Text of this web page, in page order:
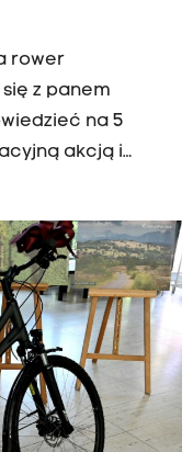
rower
na 5
akcją i